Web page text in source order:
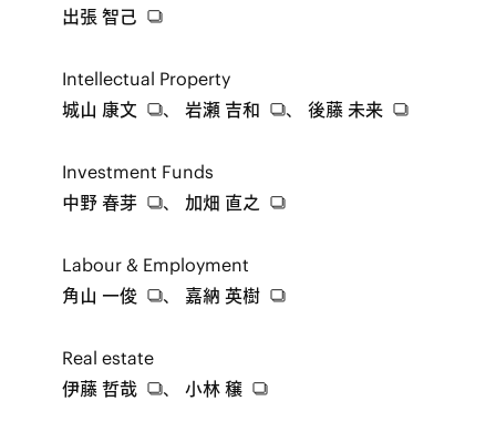
出張 智己
Intellectual Property
城山 康文
、 岩瀬 吉和 、 後藤 未来
Investment Funds
中野 春芽
、 加畑 直之
Labour & Employment
角山 一俊
、 嘉納 英樹
Real estate
伊藤 哲哉
、 小林 穣